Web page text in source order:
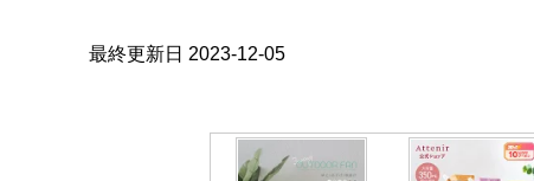
最終更新日 2023-12-05